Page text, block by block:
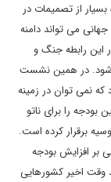
از تصمیمات در
می تواند دامنه
این رابطه جنگ و
شود. در همین نشست
که نمی توان در زمینه
بودجه را برای ناتو
برقرار کرده است.
بر افزایش بودجه
چند در چند وقت اخیر کشورهایی